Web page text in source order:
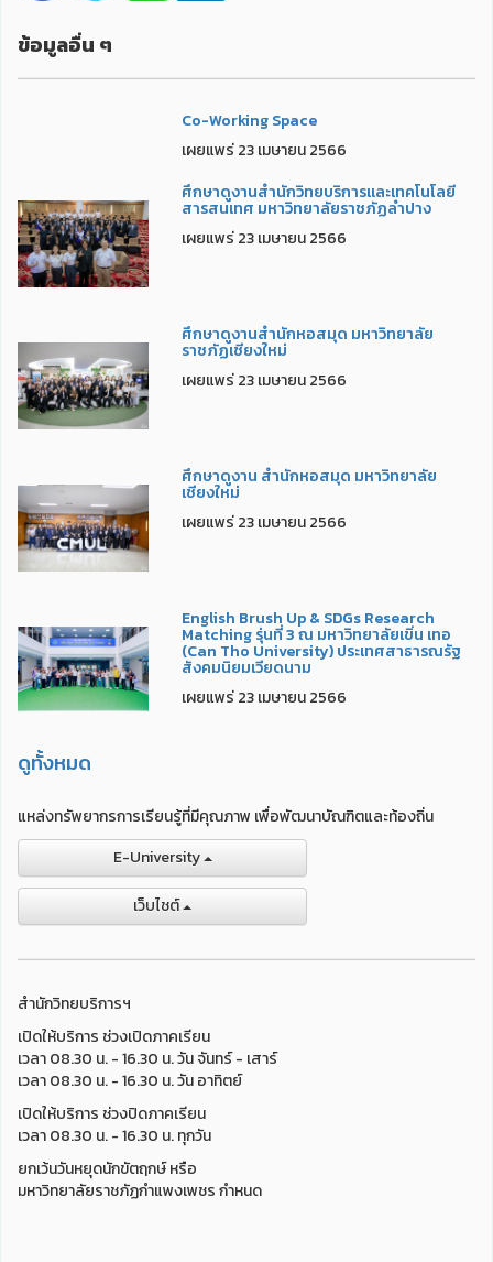
ข้อมูลอื่น ๆ
Co-Working Space
เผยแพร่ 23 เมษายน 2566
ศึกษาดูงานสำนักวิทยบริการและเทคโนโลยี
สารสนเทศ มหาวิทยาลัยราชภัฏลำปาง
เผยแพร่ 23 เมษายน 2566
ศึกษาดูงานสำนักหอสมุด มหาวิทยาลัย
ราชภัฏเชียงใหม่
เผยแพร่ 23 เมษายน 2566
ศึกษาดูงาน สำนักหอสมุด มหาวิทยาลัย
เชียงใหม่
เผยแพร่ 23 เมษายน 2566
English Brush Up & SDGs Research
Matching รุ่นที่ 3 ณ มหาวิทยาลัยเขิ่น เทอ
(Can Tho University) ประเทศสาธารณรัฐ
สังคมนิยมเวียดนาม
เผยแพร่ 23 เมษายน 2566
ดูทั้งหมด
แหล่งทรัพยากรการเรียนรู้ที่มีคุณภาพ เพื่อพัฒนาบัณฑิตและท้องถิ่น
E-University
เว็บไชต์
สำนักวิทยบริการฯ
เปิดให้บริการ ช่วงเปิดภาคเรียน
เวลา 08.30 น. - 16.30 น. วัน จันทร์ - เสาร์
เวลา 08.30 น. - 16.30 น. วัน อาทิตย์
เปิดให้บริการ ช่วงปิดภาคเรียน
เวลา 08.30 น. - 16.30 น. ทุกวัน
ยกเว้นวันหยุดนักขัตฤกษ์ หรือ
มหาวิทยาลัยราชภัฏกำแพงเพชร กำหนด